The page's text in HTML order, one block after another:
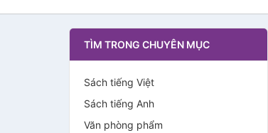
TÌM TRONG CHUYÊN MỤC
Sách tiếng Việt
Sách tiếng Anh
Văn phòng phẩm